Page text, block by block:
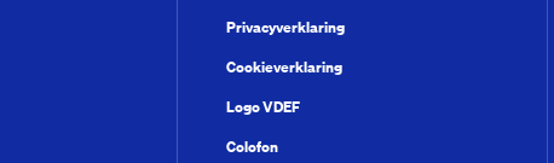
Privacyverklaring
Cookieverklaring
Logo VDEF
Colofon